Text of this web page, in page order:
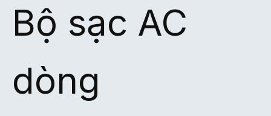
Bộ sạc AC
dòng